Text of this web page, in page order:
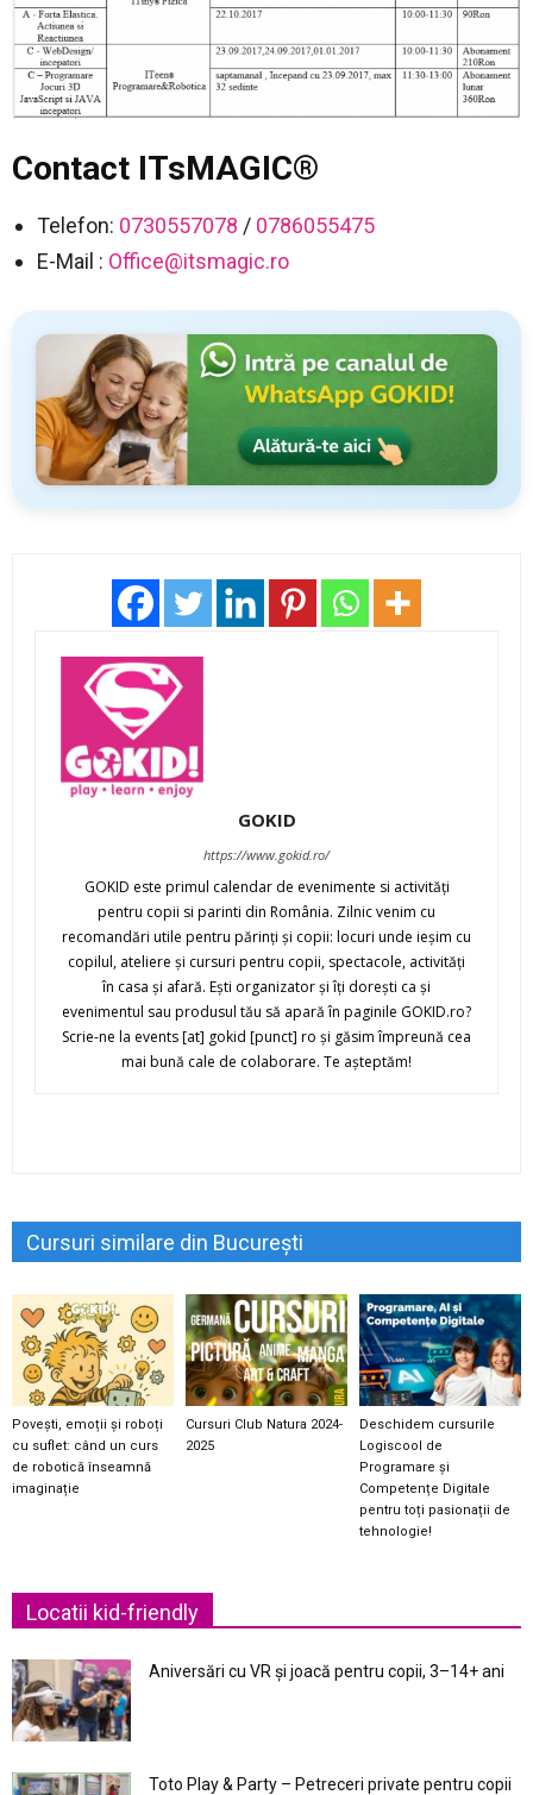
Contact ITsMAGIC®
Telefon: 0730557078 / 0786055475
E-Mail : Office@itsmagic.ro
GOKID
https://www.gokid.ro/
GOKID este primul calendar de evenimente si activităţi
pentru copii si parinti din România. Zilnic venim cu
recomandări utile pentru părinţi şi copii: locuri unde ieşim cu
copilul, ateliere şi cursuri pentru copii, spectacole, activităţi
în casa şi afară. Eşti organizator şi îţi doreşti ca şi
evenimentul sau produsul tău să apară în paginile GOKID.ro?
Scrie-ne la events [at] gokid [punct] ro şi găsim împreună cea
mai bună cale de colaborare. Te aşteptăm!
Cursuri similare din București
Povești, emoții și roboți
cu suflet: când un curs
de robotică înseamnă
imaginație
Cursuri Club Natura 2024-
2025
Deschidem cursurile
Logiscool de
Programare și
Competențe Digitale
pentru toți pasionații de
tehnologie!
Locatii kid-friendly
Aniversări cu VR și joacă pentru copii, 3–14+ ani
Toto Play & Party – Petreceri private pentru copii